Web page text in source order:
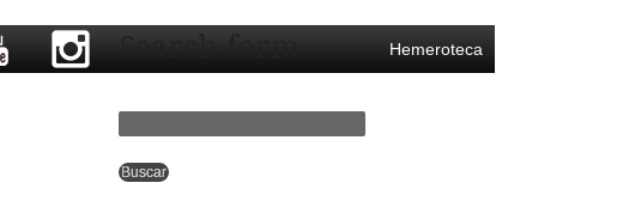
Hemeroteca
Search form